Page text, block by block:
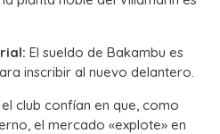
El sueldo de Bakambu es
inscribir al nuevo delantero.
el club confían en que, como
el mercado «explote» en